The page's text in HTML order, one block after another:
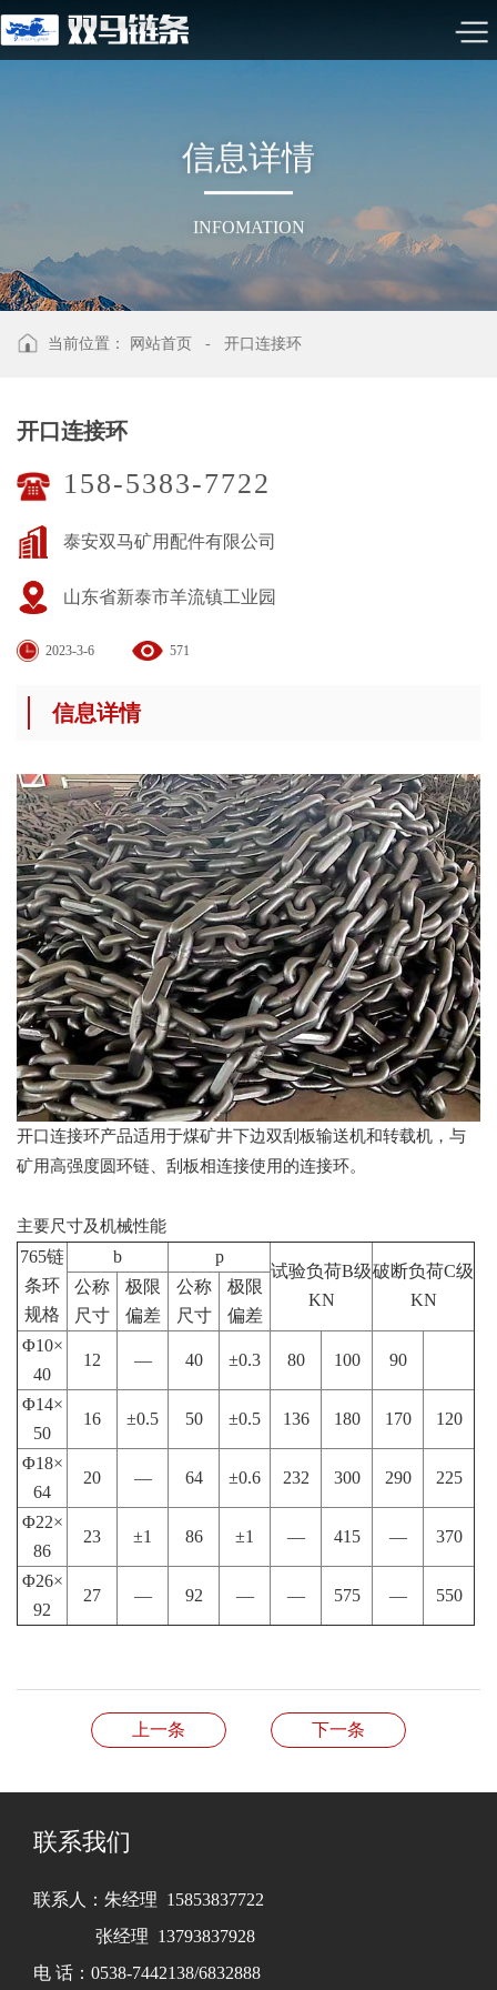
信息详情
INFOMATION
当前位置： 网站首页 - 开口连接环
开口连接环
158-5383-7722
泰安双马矿用配件有限公司
山东省新泰市羊流镇工业园
2023-3-6 571
信息详情
开口连接环产品适用于煤矿井下边双刮板输送机和转载机，与
矿用高强度圆环链、刮板相连接使用的连接环。
主要尺寸及机械性能
765链
条环
规格
b p
试验负荷B级
KN
破断负荷C级
KN
公称
尺寸
极限
偏差
公称
尺寸
极限
偏差
Φ10×
40
12 — 40 ±0.3 80 100 90
Φ14×
50
16 ±0.5 50 ±0.5 136 180 170 120
Φ18×
64
20 — 64 ±0.6 232 300 290 225
Φ22×
86
23 ±1 86 ±1 — 415 — 370
Φ26×
92
27 — 92 — — 575 — 550
上一条 下一条
联系我们
联系人：朱经理 15853837722
张经理 13793837928
电 话：0538-7442138/6832888